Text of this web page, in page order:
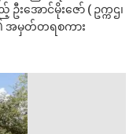
းအောင်မိုးဇော် ( ဥက္ကဌ၊
အမှတ်တရစကား